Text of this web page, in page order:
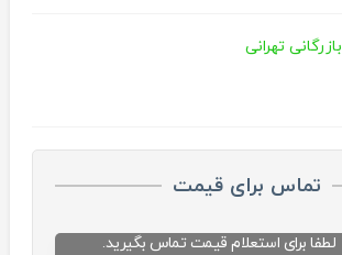
بازرگانی تهرانی
تماس برای قیمت
لطفا برای استعلام قیمت تماس بگیرید.